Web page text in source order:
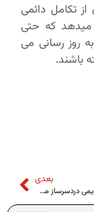
تکامل دائمی
که حتی
روز رسانی می
باشند.
بعدی
آسیب پذیری های قدیمی دردسرساز می شوند!